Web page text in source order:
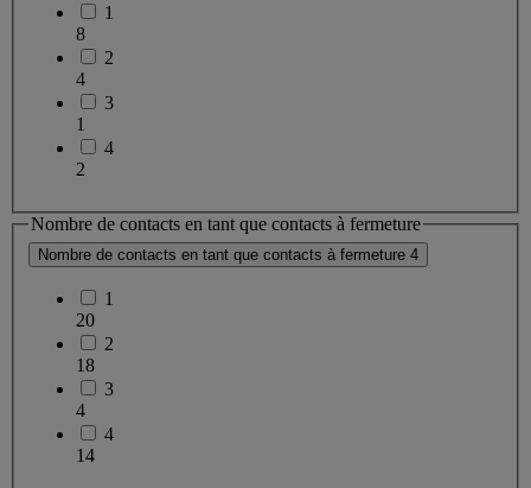
1
8
2
4
3
1
4
2
Nombre de contacts en tant que contacts à fermeture
Nombre de contacts en tant que contacts à fermeture 4
1
20
2
18
3
4
4
14